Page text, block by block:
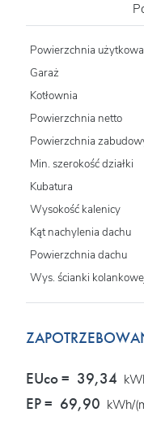
Powierzchnia użytkowa
Garaż
Kotłownia
Powierzchnia netto
Powierzchnia
Min. szerokość działki
Kubatura
Wysokość kalenicy
Kąt nachylenia dachu
Powierzchnia dachu
Wys. ścianki
EUco = 39,34
EP = 69,90 kWh/